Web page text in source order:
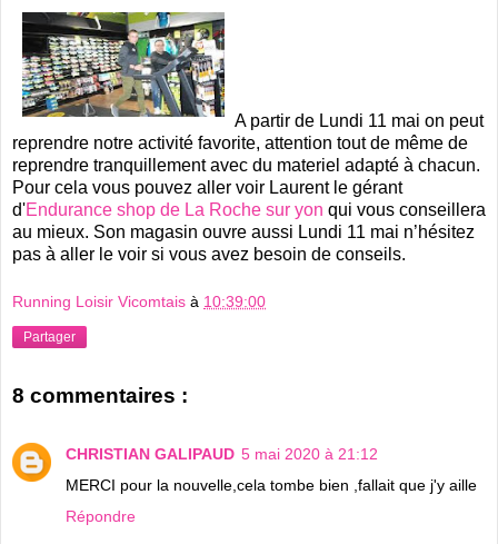
A partir de Lundi 11 mai on peut
reprendre notre activité favorite, attention tout de même de
reprendre tranquillement avec du materiel adapté à chacun.
Pour cela vous pouvez aller voir Laurent le gérant
d'Endurance shop de La Roche sur yon qui vous conseillera
au mieux. Son magasin ouvre aussi Lundi 11 mai n’hésitez
pas à aller le voir si vous avez besoin de conseils.
Running Loisir Vicomtais à 10:39:00
Partager
8 commentaires :
CHRISTIAN GALIPAUD 5 mai 2020 à 21:12
MERCI pour la nouvelle,cela tombe bien ,fallait que j'y aille
Répondre